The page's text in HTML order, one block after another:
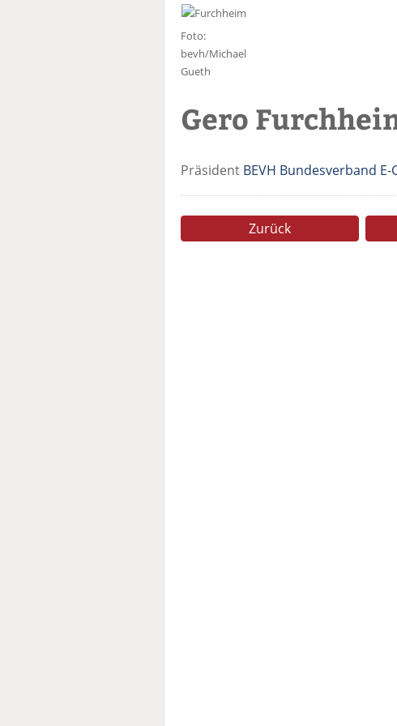
Foto:
bevh/Michael
Gueth
Gero
Präsident BEVH Bundesverband
Zurück